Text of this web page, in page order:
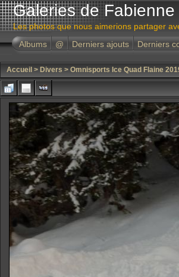
Galeries de
Les photos que nous aimerions partager
Albums
@ Derniers ajouts Derniers
Accueil > Divers > Omnisports Ice Quad Flaine